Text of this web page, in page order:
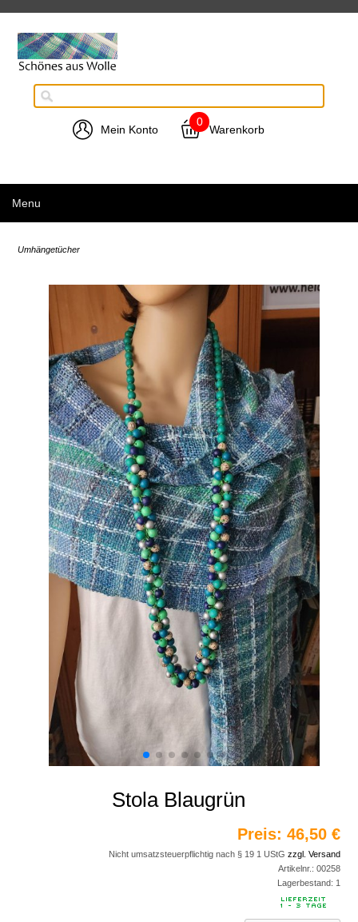
Mein Konto
0
Warenkorb
Menu
Umhängetücher
Stola Blaugrün
Preis: 46,50 €
Nicht umsatzsteuerpflichtig nach § 19 1 UStG zzgl. Versand
Artikelnr.: 00258
Lagerbestand: 1